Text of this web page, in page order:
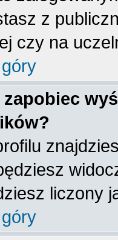
z
czy na
zapobiec
liczony